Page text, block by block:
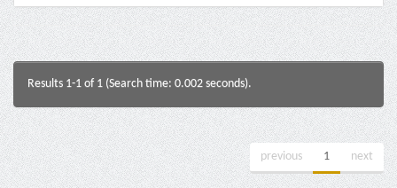
Results 1-1 of 1 (Search time: 0.002 seconds).
previous 1 next